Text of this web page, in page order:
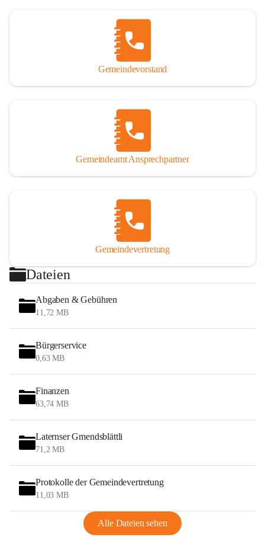
Gemeindevorstand
Gemeindeamt Ansprechpartner
Gemeindevertretung
Dateien
Abgaben & Gebühren
11,72 MB
Bürgerservice
0,63 MB
Finanzen
63,74 MB
Laternser Gmendsblättli
71,2 MB
Protokolle der Gemeindevertretung
11,03 MB
Alle Dateien sehen